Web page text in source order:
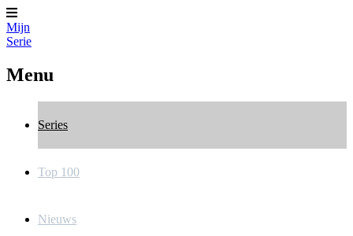
Mijn
Serie
Menu
Series
Top 100
Nieuws